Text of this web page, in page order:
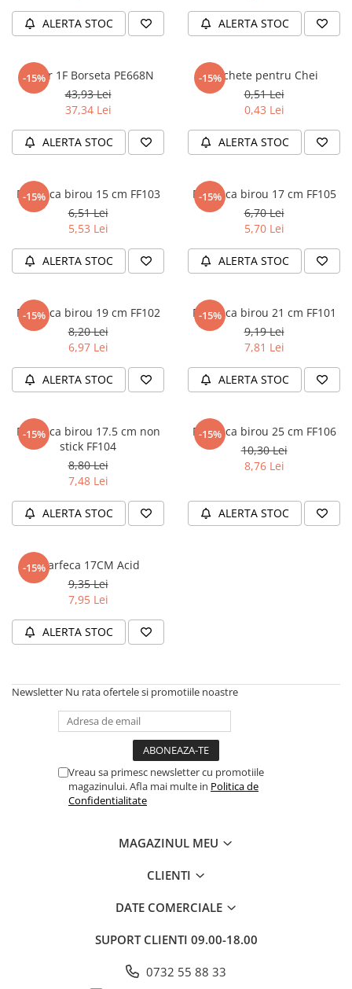
Medicina Pentru Toti
SealfHealing
Sport
Starea de bine
Terapii Alternative
AudioBook
Beletristica
Biografii, Memorii, Jurnale
Carti erotice
Carti pentru Adolescenti, Young
Crime, Thriller, Mistery
Literatura Universala
Romane de dragoste, Carti
romantice
Senzatii/Erotic
Senzatii/Suspans
Senzatii/Thriller
SF & Fantasy
Teatru
Teens Book Club
Umor
Birotica & Papetarie
Adezivi si benzi adezive
Articole Birotica
Calculator
Hartie si Accesorii
Instrumente de scris
Seturi birotica
Articole scolare
Caiete si Carnetele scolare
Ghiozdane si Penare scolare
ALERTA STOC ALERTA STOC
-15%
Penar 1F Borseta PE668N
43,93 Lei
37,34 Lei
ALERTA STOC
-15%Etichete pentru Chei
0,51 Lei
0,43 Lei
ALERTA STOC
-15%
Foarfeca birou 15 cm FF103
6,51 Lei
5,53 Lei
ALERTA STOC
-15%
Foarfeca birou 17 cm FF105
6,70 Lei
5,70 Lei
ALERTA STOC
-15%
Foarfeca birou 19 cm FF102
8,20 Lei
6,97 Lei
ALERTA STOC
-15%
Foarfeca birou 21 cm FF101
9,19 Lei
7,81 Lei
ALERTA STOC
-15%
Foarfeca birou 17.5 cm non
stick FF104
8,80 Lei
7,48 Lei
ALERTA STOC
-15%
Foarfeca birou 25 cm FF106
10,30 Lei
8,76 Lei
ALERTA STOC
-15%Foarfeca 17CM Acid
9,35 Lei
7,95 Lei
ALERTA STOC
Newsletter Nu rata ofertele si promotiile noastre
Vreau sa primesc newsletter cu promotiile
magazinului. Afla mai multe in Politica de
Confidentialitate
MAGAZINUL MEU
CLIENTI
DATE COMERCIALE
SUPORT CLIENTI 09.00-18.00
0732 55 88 33